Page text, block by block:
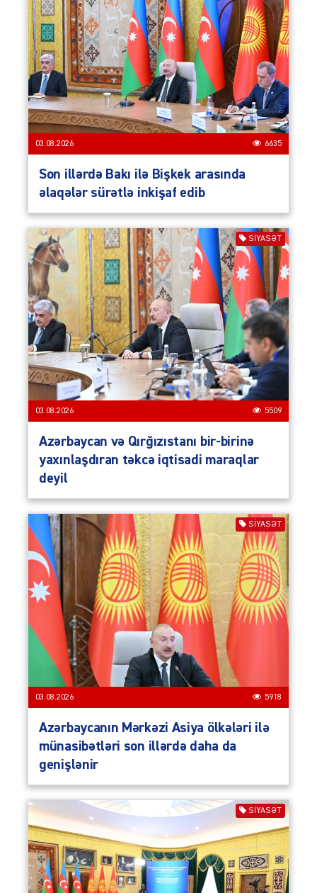
03.08.2026 6635
Son illərdə Bakı ilə Bişkek arasında
əlaqələr sürətlə inkişaf edib
SIYASƏT
03.08.2026 5509
Azərbaycan və Qırğızıstanı bir-birinə
yaxınlaşdıran təkcə iqtisadi maraqlar
deyil
SIYASƏT
03.08.2026 5918
Azərbaycanın Mərkəzi Asiya ölkələri ilə
münasibətləri son illərdə daha da
genişlənir
SIYASƏT